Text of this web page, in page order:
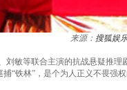
来源： 搜狐娱
刘敏等联合主演的抗战悬疑推
“铁林”，是个为人正义不畏